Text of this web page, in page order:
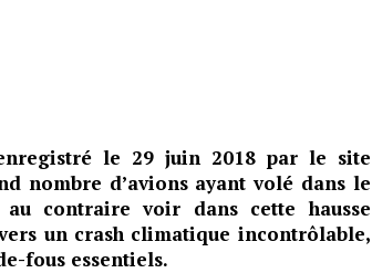
le 29 juin 2018 par le site
nombre d’avions ayant volé dans le
contraire voir dans cette hausse
un crash climatique incontrôlable,
fous essentiels.